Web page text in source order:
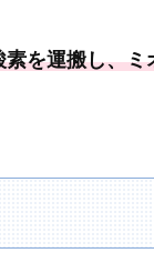
を運搬し、